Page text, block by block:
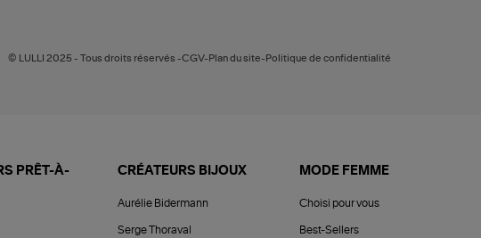
© LULLI 2025 - Tous droits réservés -CGV-Plan du site-Politique de confidentialité
PRÊT-À-
CRÉATEURS BIJOUX
Aurélie Bidermann
Serge Thoraval
MODE FEMME
Choisi pour vous
Best-Sellers